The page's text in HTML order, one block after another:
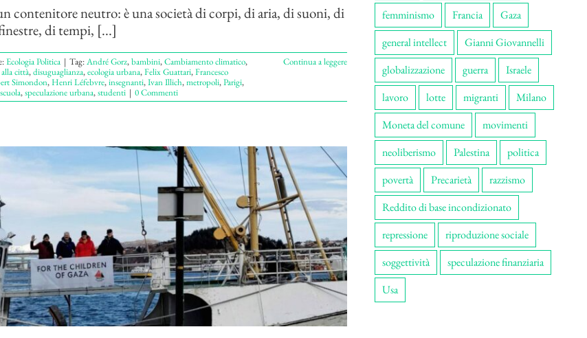
contenitore neutro: è una società di corpi, di aria, di suoni, di
di tempi, [...]
Ecologia Politica | Tag:André Gorz,bambini,Cambiamento climatico,
città,disuguaglianza,ecologia urbana,Felix Guattari,Francesco
Simondon,Henri Léfebvre,insegnanti,Ivan Illich,metropoli,Parigi,
scuola,speculazione urbana,studenti | 0 Commenti
Continua a leggere
femminismo
Francia
Gaza
general intellect
Gianni Giovannelli
globalizzazione
guerra
Israele
lavoro
lotte migranti
Milano
Moneta del comune
movimenti
neoliberismo
Palestina
politica
povertà
Precarietà
razzismo
Reddito di base incondizionato
repressione
riproduzione sociale
soggettività
speculazione finanziaria
Usa